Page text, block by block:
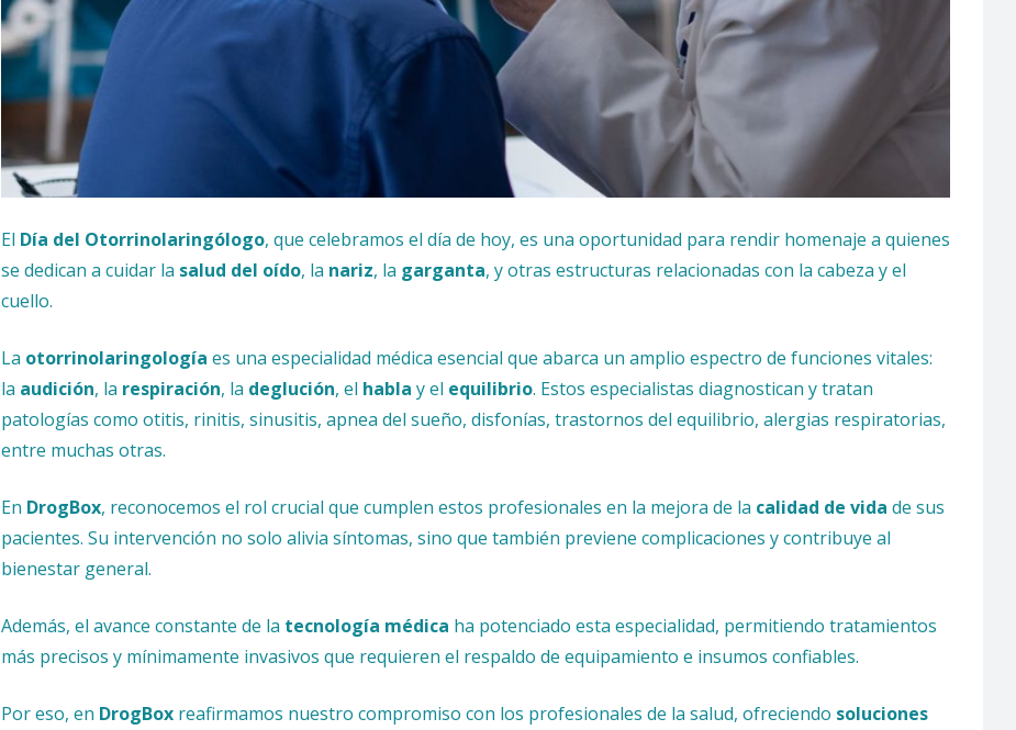
El Día del Otorrinolaringólogo, que celebramos el día de hoy, es una oportunidad para rendir homenaje a quienes
se dedican a cuidar la salud del oído, la nariz, la garganta, y otras estructuras relacionadas con la cabeza y el
cuello.
La otorrinolaringología es una especialidad médica esencial que abarca un amplio espectro de funciones vitales:
la audición, la respiración, la deglución, el habla y el equilibrio. Estos especialistas diagnostican y tratan
patologías como otitis, rinitis, sinusitis, apnea del sueño, disfonías, trastornos del equilibrio, alergias respiratorias,
entre muchas otras.
En DrogBox, reconocemos el rol crucial que cumplen estos profesionales en la mejora de la calidad de vida de sus
pacientes. Su intervención no solo alivia síntomas, sino que también previene complicaciones y contribuye al
bienestar general.
Además, el avance constante de la tecnología médica ha potenciado esta especialidad, permitiendo tratamientos
más precisos y mínimamente invasivos que requieren el respaldo de equipamiento e insumos confiables.
Por eso, en DrogBox reafirmamos nuestro compromiso con los profesionales de la salud, ofreciendo soluciones